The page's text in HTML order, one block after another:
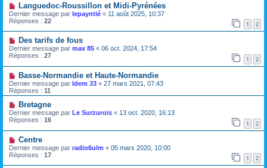
Languedoc-Roussillon et Midi-Pyrénées
Dernier message par lepayntié « 11 août 2025, 10:37
Réponses : 22 1 2
Des tarifs de fous
Dernier message par max 85 « 06 oct. 2024, 17:54
Réponses : 27 1 2
Basse-Normandie et Haute-Normandie
Dernier message par Idem 33 « 27 mars 2021, 07:43
Réponses : 11
Bretagne
Dernier message par Le Surzurois « 13 oct. 2020, 16:13
Réponses : 16 1 2
Centre
Dernier message par radio6ulm « 05 mars 2020, 10:00
Réponses : 17 1 2